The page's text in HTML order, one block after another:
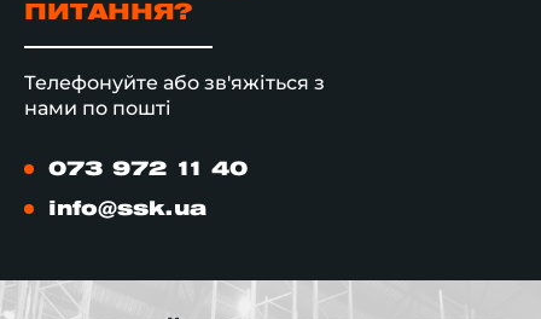
ПИТАННЯ?
Телефонуйте або зв'яжіться з
нами по пошті
073 972 11 40
info@ssk.ua